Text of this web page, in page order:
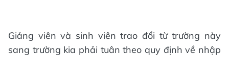
Giảng viên và sinh viên trao đổi từ trường này
sang trường kia phải tuân theo quy định về nhập